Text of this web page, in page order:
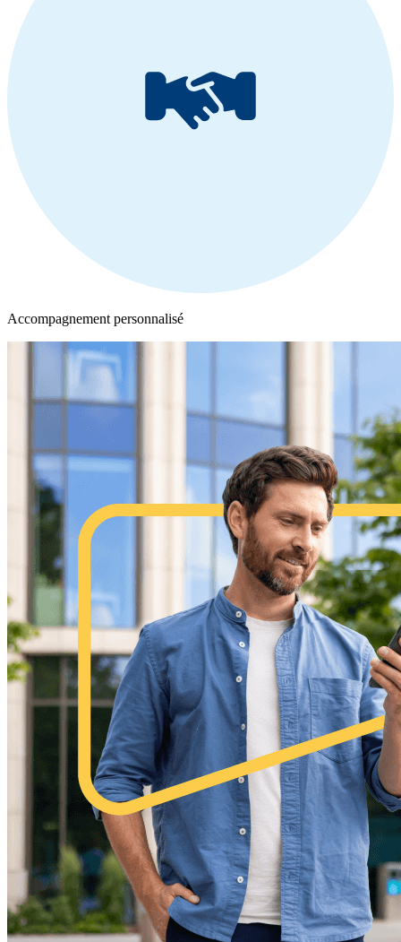
Accompagnement personnalisé